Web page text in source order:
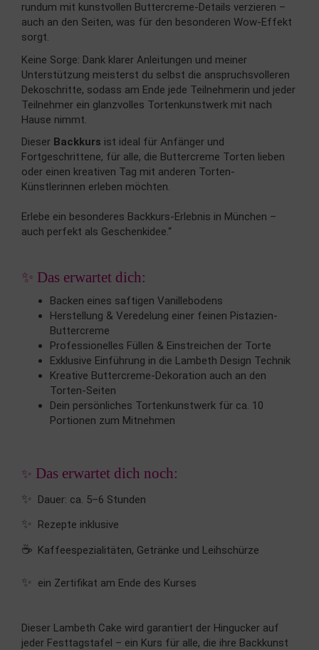
rundum mit kunstvollen Buttercreme-Details verzieren –
auch an den Seiten, was für den besonderen Wow-Effekt
sorgt.
Keine Sorge: Dank klarer Anleitungen und meiner
Unterstützung meisterst du selbst die anspruchsvolleren
Dekoschritte, sodass am Ende jede Teilnehmerin und jeder
Teilnehmer ein glanzvolles Tortenkunstwerk mit nach
Hause nimmt.
Dieser Backkurs ist ideal für Anfänger und
Fortgeschrittene, für alle, die Buttercreme Torten lieben
oder einen kreativen Tag mit anderen Torten-
Künstlerinnen erleben möchten.
Erlebe ein besonderes Backkurs-Erlebnis in München –
auch perfekt als Geschenkidee.“
✨ Das erwartet dich:
Backen eines saftigen Vanillebodens
Herstellung & Veredelung einer feinen Pistazien-
Buttercreme
Professionelles Füllen & Einstreichen der Torte
Exklusive Einführung in die Lambeth Design Technik
Kreative Buttercreme-Dekoration auch an den
Torten-Seiten
Dein persönliches Tortenkunstwerk für ca. 10
Portionen zum Mitnehmen
✨ Das erwartet dich noch:
✨ Dauer: ca. 5–6 Stunden
✨ Rezepte inklusive
☕ Kaffeespezialitäten, Getränke und Leihschürze
✨ ein Zertifikat am Ende des Kurses
Dieser Lambeth Cake wird garantiert der Hingucker auf
jeder Festtagstafel – ein Kurs für alle, die ihre Backkunst